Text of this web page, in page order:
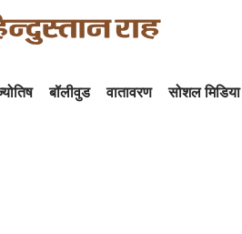
बॉलीवुड वातावरण सोशल मिडिया